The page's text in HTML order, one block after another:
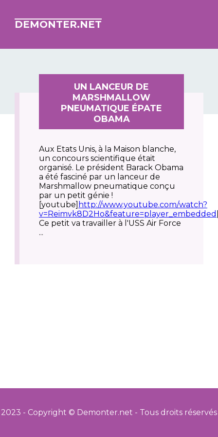
DEMONTER.NET
UN LANCEUR DE
MARSHMALLOW
PNEUMATIQUE ÉPATE
OBAMA
Aux Etats Unis, à la Maison blanche,
un concours scientifique était
organisé. Le président Barack Obama
a été fasciné par un lanceur de
Marshmallow pneumatique conçu
par un petit génie !
[youtube] http://www.youtube.com/watch?
v=Reimvk8D2Ho&feature=player_embedded
Ce petit va travailler à l'USS Air Force
...
2023 - Copyright © Demonter.net - Tous droits réservés